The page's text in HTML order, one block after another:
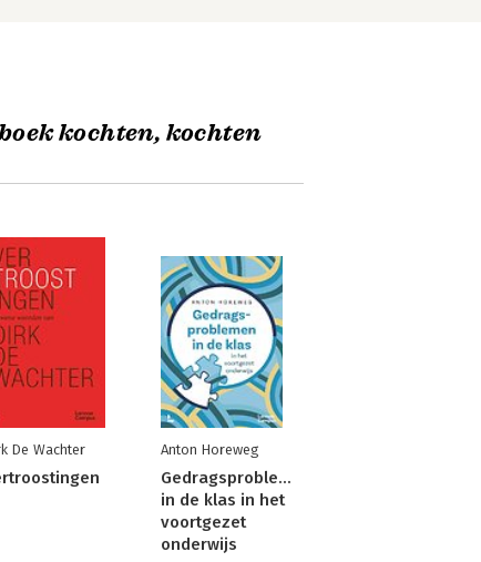
kochten, kochten
De Wachter Anton Horeweg
Gedragsproblemen
in de klas in het
voortgezet
onderwijs